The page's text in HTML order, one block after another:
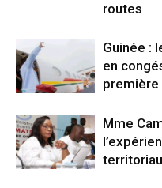
routes
Guinée :
en
Mme